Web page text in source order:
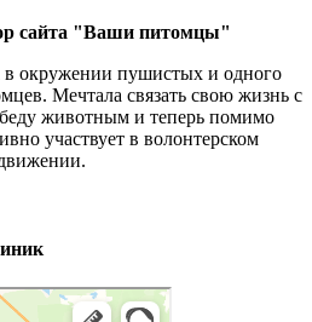
сайта "Ваши питомцы"
в окружении пушистых и одного
Мечтала связать свою жизнь с
животным и теперь помимо
участвует в волонтерском